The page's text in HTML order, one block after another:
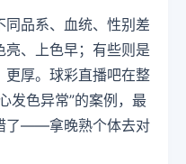
品系、血统、性别差
、上色早；有些则是
更厚。球彩直播吧在整
发色异常”的案例，最
了——拿晚熟个体去对